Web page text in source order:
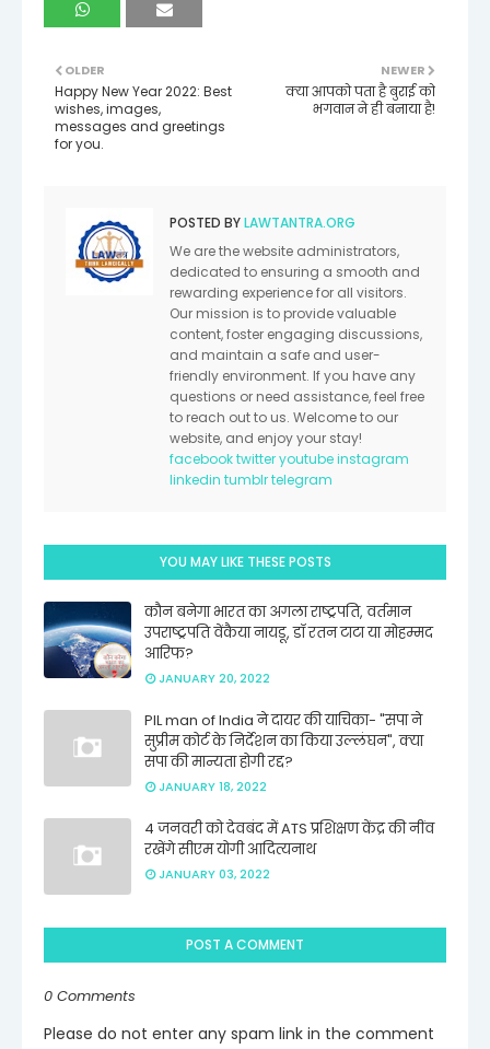
NEWER
क्या आपको पता है बुराई को
भगवान ने ही बनाया है!
OLDER
Happy New Year 2022: Best
wishes, images,
messages and greetings
for you.
POSTED BYLAWTANTRA.ORG
We are the website administrators,
dedicated to ensuring a smooth and
rewarding experience for all visitors.
Our mission is to provide valuable
content, foster engaging discussions,
and maintain a safe and user-
friendly environment. If you have any
questions or need assistance, feel free
to reach out to us. Welcome to our
website, and enjoy your stay!
facebooktwitteryoutubeinstagram
linkedin tumblrtelegram
YOU MAY LIKE THESE POSTS
कौन बनेगा भारत का अगला राष्ट्रपति, वर्तमान
उपराष्ट्रपति वेंकैया नायडू, डॉ रतन टाटा या मोहम्मद
आरिफ?
JANUARY 20, 2022
PIL man of India ने दायर की याचिका- "सपा ने
सुप्रीम कोर्ट के निर्देशन का किया उल्लंघन", क्या
सपा की मान्यता होगी रद्द?
JANUARY 18, 2022
4 जनवरी को देवबंद में ATS प्रशिक्षण केंद्र की नींव
रखेंगे सीएम योगी आदित्यनाथ
JANUARY 03, 2022
POST A COMMENT
0 Comments
Please do not enter any spam link in the comment